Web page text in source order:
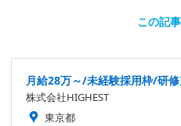
この記
月給28万～/未経験採用枠/研
株式会社HIGHEST
東京都